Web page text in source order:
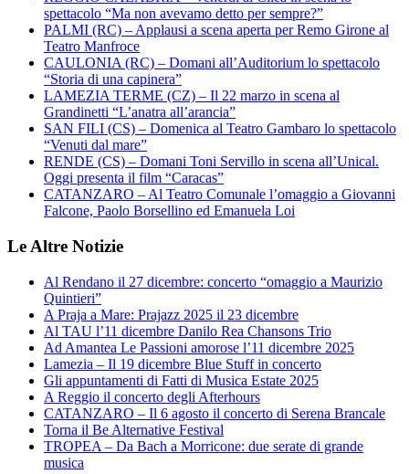
spettacolo “Ma non avevamo detto per sempre?”
PALMI (RC) – Applausi a scena aperta per Remo Girone al
Teatro Manfroce
CAULONIA (RC) – Domani all’Auditorium lo spettacolo
“Storia di una capinera”
LAMEZIA TERME (CZ) – Il 22 marzo in scena al
Grandinetti “L’anatra all’arancia”
SAN FILI (CS) – Domenica al Teatro Gambaro lo spettacolo
“Venuti dal mare”
RENDE (CS) – Domani Toni Servillo in scena all’Unical.
Oggi presenta il film “Caracas”
CATANZARO – Al Teatro Comunale l’omaggio a Giovanni
Falcone, Paolo Borsellino ed Emanuela Loi
Le Altre Notizie
Al Rendano il 27 dicembre: concerto “omaggio a Maurizio
Quintieri”
A Praja a Mare: Prajazz 2025 il 23 dicembre
Al TAU l’11 dicembre Danilo Rea Chansons Trio
Ad Amantea Le Passioni amorose l’11 dicembre 2025
Lamezia – Il 19 dicembre Blue Stuff in concerto
Gli appuntamenti di Fatti di Musica Estate 2025
A Reggio il concerto degli Afterhours
CATANZARO – Il 6 agosto il concerto di Serena Brancale
Torna il Be Alternative Festival
TROPEA – Da Bach a Morricone: due serate di grande
musica